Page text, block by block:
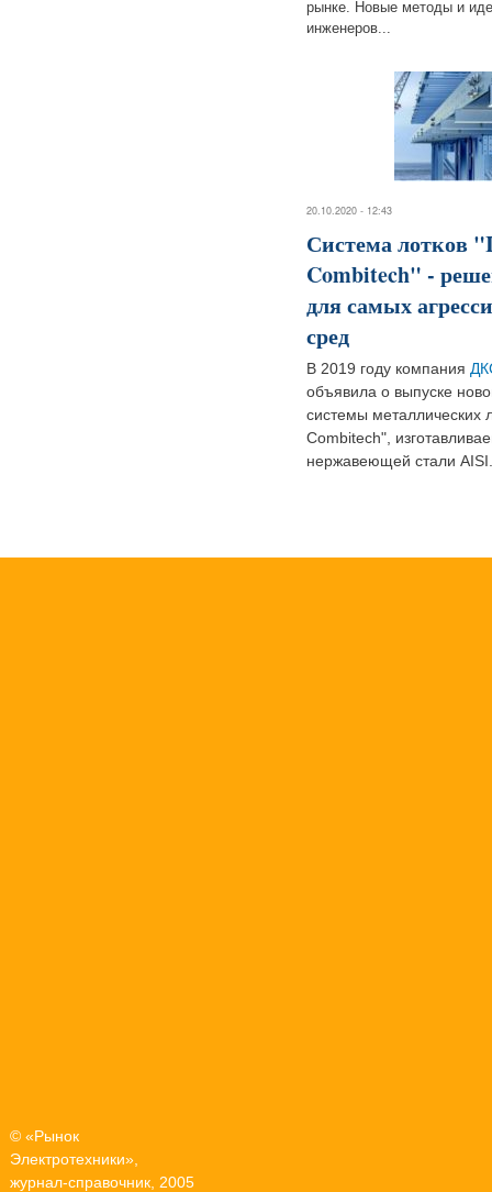
рынке. Новые методы и
инженеров...
20.10.2020 - 12:43
Система лотков
Combitech" -
для самых
сред
В 2019 году компания
объявила о выпуске
системы металлических
Combitech",
нержавеющей стали
© «Рынок
Электротехники»,
журнал-справочник, 2005